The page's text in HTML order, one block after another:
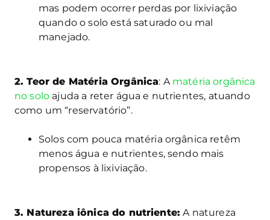
mas podem ocorrer perdas por lixiviação
quando o solo está saturado ou mal
manejado.
2. Teor de Matéria Orgânica: A matéria orgânica
no solo ajuda a reter água e nutrientes, atuando
como um “reservatório”.
Solos com pouca matéria orgânica retêm
menos água e nutrientes, sendo mais
propensos à lixiviação.
3. Natureza iônica do nutriente: A natureza